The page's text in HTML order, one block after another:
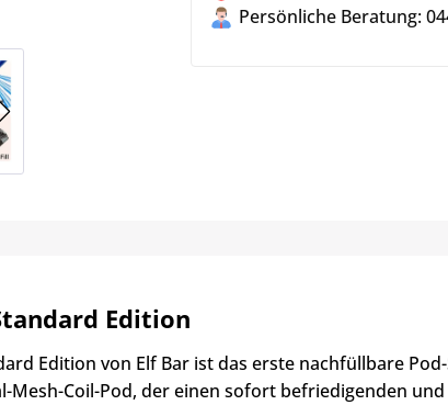
Persönliche Beratung:
Edition
Edition von Elf Bar ist das erste nachfüllbare
Mesh-Coil-Pod, der einen sofort befriedigenden